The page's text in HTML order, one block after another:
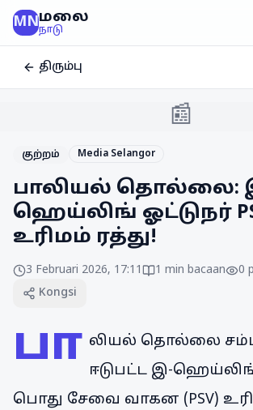
MNமலை
நாடு
திரும்பு
📰
குற்றம் Media Selangor
பாலியல் தொல்லை:
ஹெய்லிங் ஓட்டுநர்
உரிமம் ரத்து!
3 Februari 2026, 17:11 1 min bacaan 0
Kongsi
பா லியல் தொல்லை
ஈடுபட்ட இ-
பொது சேவை வாகன (PSV)